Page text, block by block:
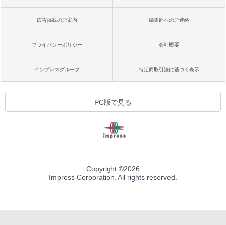
広告掲載のご案内 編集部へのご連絡
プライバシーポリシー 会社概要
インプレスグループ 特定商取引法に基づく表示
PC版で見る
Copyright ©2026
Impress Corporation. All rights reserved.